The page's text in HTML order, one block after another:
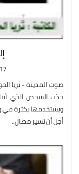
صوت المدينة - ثريا
جذب الشخص الذي
ويستخدمها بكثرة في
أجل أن تسير مصال..